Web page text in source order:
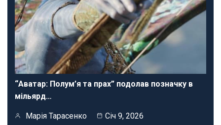
“Аватар: Полум’я та прах” подолав позначку в
мільярд…
Марія Тарасенко Січ 9, 2026